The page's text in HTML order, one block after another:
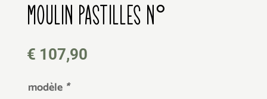
MOULIN PASTILLES N°53
€ 107,90
modèle *